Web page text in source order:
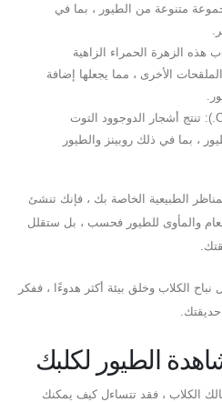
متنوعة من الطيور ، بما في
هذه الزهرة الحمراء الزاهية
الأخرى ، مما يجعلها إضافة
أشجار الدوجوود (Cornus spp.): تنتج أشجار الدوجوود التوت
، بما في ذلك روبينز والطيور
الطبيعية الخاصة بك ، فإنك تنشئ
والمأوى للطيور فحسب ، بل ستقلل
الكلاب وخلق بيئة أكثر هدوءًا ، ففكر
الطيور لكلبك
الكلاب ، فقد تتساءل كيف يمكنك